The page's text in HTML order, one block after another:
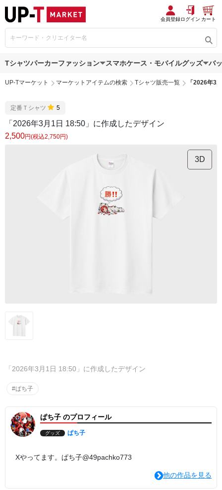
会員登録ログイン カート
Tシャツパーカーファッション スマホケース・モバイルグッズ バ
UP-Tマーケット マーケットアイテムの検索 Tシャツ販売一覧 「2026年3
定番Ｔシャツ 5
「2026年3月1日 18:50」に作成したデザイン
2,500円(税込2,750円)
3D
「2026年3月1日 18:50」に作成したデザイン
#ぱち子
ぱち子 のプロフィール
グッズ ぱち子
Xやってます。ぱち子@49pachko773
他の作品を見る